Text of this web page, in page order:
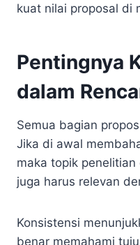
kuat nilai proposal di
Pentingnya
dalam
Semua bagian
Jika di awal
maka topik
juga harus relevan
Konsistensi
benar memahami